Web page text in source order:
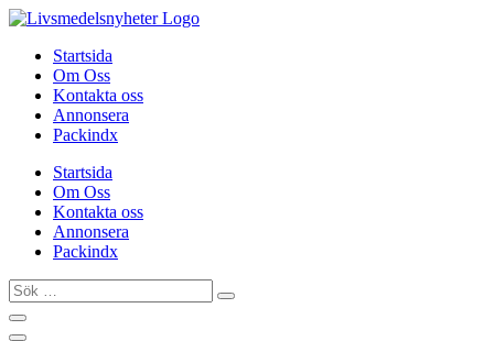
Hoppa
innehållStartsida
Om Oss
Kontakta oss
Annonsera
Packindx
Startsida
Om Oss
Kontakta oss
Annonsera
Packindx
Sök
…